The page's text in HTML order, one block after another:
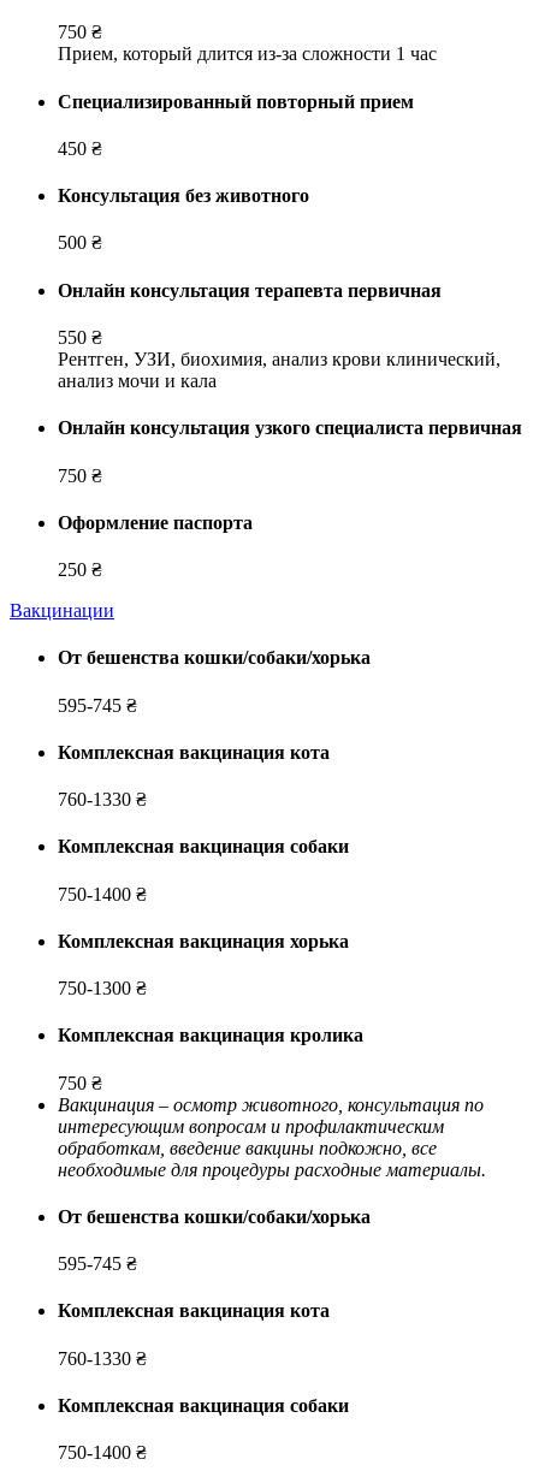
750 ₴
Прием, который длится из-за сложности 1 час
Специализированный повторный прием
450 ₴
Консультация без животного
500 ₴
Онлайн консультация терапевта первичная
550 ₴
Рентген, УЗИ, биохимия, анализ крови клинический,
анализ мочи и кала
Онлайн консультация узкого специалиста первичная
750 ₴
Оформление паспорта
250 ₴
Вакцинации
От бешенства кошки/собаки/хорька
595-745 ₴
Комплексная вакцинация кота
760-1330 ₴
Комплексная вакцинация собаки
750-1400 ₴
Комплексная вакцинация хорька
750-1300 ₴
Комплексная вакцинация кролика
750 ₴
Вакцинация – осмотр животного, консультация по
интересующим вопросам и профилактическим
обработкам, введение вакцины подкожно, все
необходимые для процедуры расходные материалы.
От бешенства кошки/собаки/хорька
595-745 ₴
Комплексная вакцинация кота
760-1330 ₴
Комплексная вакцинация собаки
750-1400 ₴